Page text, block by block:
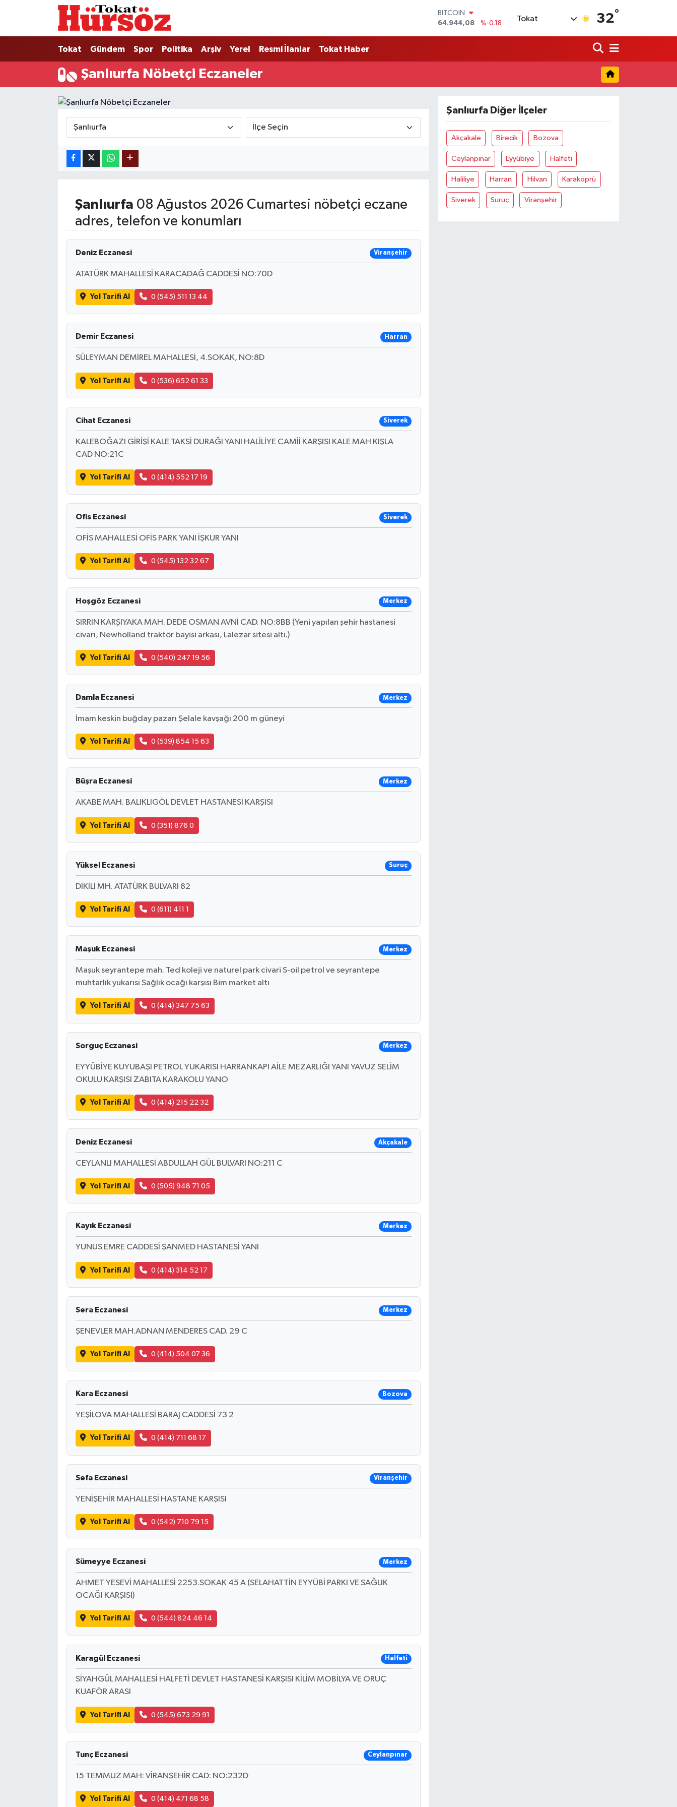
DOLAR
47,7436
%0.18
Tokat 32°
Tokat Gündem Spor Politika Arşiv Yerel Resmi İlanlar Tokat Haber
Şanlıurfa Nöbetçi Eczaneler
Şanlıurfa 08 Ağustos 2026 Cumartesi nöbetçi eczane
adres, telefon ve konumları
Deniz Eczanesi Viranşehir
ATATÜRK MAHALLESİ KARACADAĞ CADDESİ NO:70D
Yol Tarifi Al 0 (545) 511 13 44
Demir Eczanesi Harran
SÜLEYMAN DEMİREL MAHALLESİ, 4.SOKAK, NO:8D
Yol Tarifi Al 0 (536) 652 61 33
Cihat Eczanesi Siverek
KALEBOĞAZI GİRİŞİ KALE TAKSİ DURAĞI YANI HALİLİYE CAMİİ KARŞISI KALE MAH KIŞLA
CAD NO:21C
Yol Tarifi Al 0 (414) 552 17 19
Ofis Eczanesi Siverek
OFİS MAHALLESİ OFİS PARK YANI İŞKUR YANI
Yol Tarifi Al 0 (545) 132 32 67
Hoşgöz Eczanesi Merkez
SIRRIN KARŞIYAKA MAH. DEDE OSMAN AVNİ CAD. NO:8BB (Yeni yapılan şehir hastanesi
civarı, Newholland traktör bayisi arkası, Lalezar sitesi altı.)
Yol Tarifi Al 0 (540) 247 19 56
Damla Eczanesi Merkez
İmam keskin buğday pazarı Şelale kavşağı 200 m güneyi
Yol Tarifi Al 0 (539) 854 15 63
Büşra Eczanesi Merkez
AKABE MAH. BALIKLIGÖL DEVLET HASTANESİ KARŞISI
Yol Tarifi Al 0 (351) 876 0
Yüksel Eczanesi Suruç
DİKİLİ MH. ATATÜRK BULVARI 82
Yol Tarifi Al 0 (611) 411 1
Maşuk Eczanesi Merkez
Maşuk seyrantepe mah. Ted koleji ve naturel park civari S-oil petrol ve seyrantepe
muhtarlık yukarısı Sağlık ocağı karşısı Bim market altı
Yol Tarifi Al 0 (414) 347 75 63
Sorguç Eczanesi Merkez
EYYÜBİYE KUYUBAŞI PETROL YUKARISI HARRANKAPI AİLE MEZARLIĞI YANI YAVUZ SELİM
OKULU KARŞISI ZABITA KARAKOLU YANO
Yol Tarifi Al 0 (414) 215 22 32
Deniz Eczanesi Akçakale
CEYLANLI MAHALLESİ ABDULLAH GÜL BULVARI NO:211 C
Yol Tarifi Al 0 (505) 948 71 05
Kayık Eczanesi Merkez
YUNUS EMRE CADDESİ ŞANMED HASTANESİ YANI
Yol Tarifi Al 0 (414) 314 52 17
Sera Eczanesi Merkez
ŞENEVLER MAH.ADNAN MENDERES CAD. 29 C
Yol Tarifi Al 0 (414) 504 07 36
Kara Eczanesi Bozova
YEŞİLOVA MAHALLESİ BARAJ CADDESİ 73 2
Yol Tarifi Al 0 (414) 711 68 17
Sefa Eczanesi Viranşehir
YENİŞEHİR MAHALLESİ HASTANE KARŞISI
Yol Tarifi Al 0 (542) 710 79 15
Sümeyye Eczanesi Merkez
AHMET YESEVİ MAHALLESİ 2253.SOKAK 45 A (SELAHATTİN EYYÜBİ PARKI VE SAĞLIK
OCAĞI KARŞISI)
Yol Tarifi Al 0 (544) 824 46 14
Karagül Eczanesi Halfeti
SİYAHGÜL MAHALLESİ HALFETİ DEVLET HASTANESİ KARŞISI KİLİM MOBİLYA VE ORUÇ
KUAFÖR ARASI
Yol Tarifi Al 0 (545) 673 29 91
Tunç Eczanesi Ceylanpınar
15 TEMMUZ MAH: VİRANŞEHİR CAD: NO:232D
Yol Tarifi Al 0 (414) 471 68 58
Şanlıurfa Diğer İlçeler
Akçakale Birecik Bozova
Ceylanpinar Eyyübiye Halfeti
Haliliye Harran Hilvan Karaköprü
Siverek Suruç Viranşehir
Tokat
Türkiye Gündemi
Gündem
Nöbetçi Eczaneler
Hava Durumu
Tokat Namaz Vakitleri
Tüm Manşetler
Haber Arşivi